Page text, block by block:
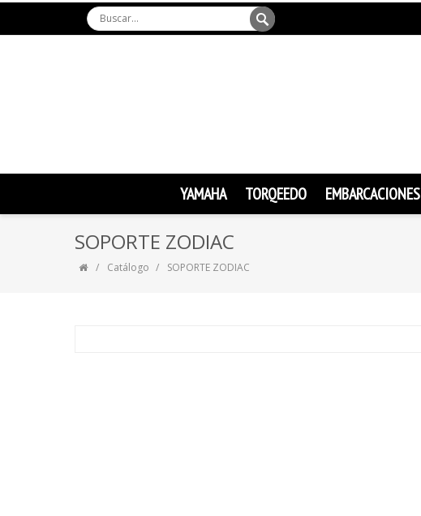
YAMAHA TORQEEDO EMBARCACIONES
SOPORTE ZODIAC
Catálogo SOPORTE ZODIAC